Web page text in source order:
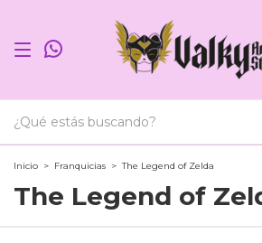
Inicio > Franquicias > The Legend of Zelda
The Legend of